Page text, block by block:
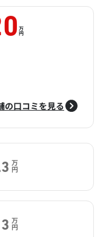
万
円
の口コミを見る
万
円
万
円